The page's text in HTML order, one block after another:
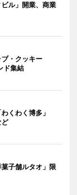
ル」開業、商業
・クッキー
ド集結
わくわく博多」
ど
子舗ルタオ」限